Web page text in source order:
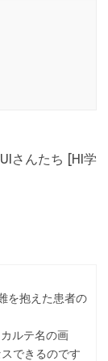
さんたち [HI学
を抱えた患者の
ルテ名の画
できるのです